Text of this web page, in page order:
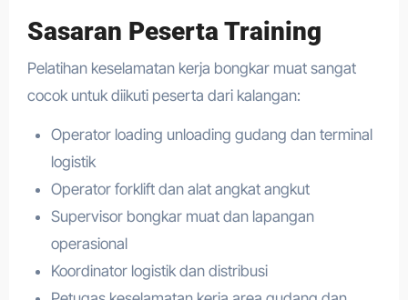
Sasaran Peserta Training
Pelatihan keselamatan kerja bongkar muat sangat
cocok untuk diikuti peserta dari kalangan:
Operator loading unloading gudang dan terminal
logistik
Operator forklift dan alat angkat angkut
Supervisor bongkar muat dan lapangan
operasional
Koordinator logistik dan distribusi